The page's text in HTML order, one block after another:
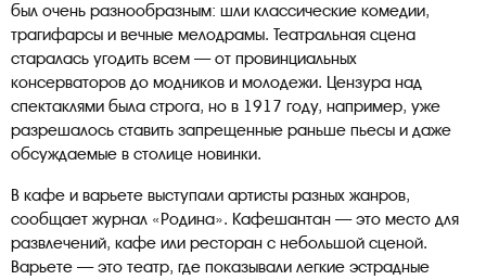
был очень разнообразным: шли классические комедии,
трагифарсы и вечные мелодрамы. Театральная сцена
старалась угодить всем — от провинциальных
консерваторов до модников и молодежи. Цензура над
спектаклями была строга, но в 1917 году, например, уже
разрешалось ставить запрещенные раньше пьесы и даже
обсуждаемые в столице новинки.
В кафе и варьете выступали артисты разных жанров,
сообщает журнал «Родина». Кафешантан — это место для
развлечений, кафе или ресторан с небольшой сценой.
Варьете — это театр, где показывали легкие эстрадные